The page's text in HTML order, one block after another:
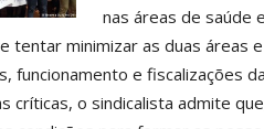
nas áreas de saúde
tentar minimizar as duas áreas
funcionamento e fiscalizações
críticas, o sindicalista admite